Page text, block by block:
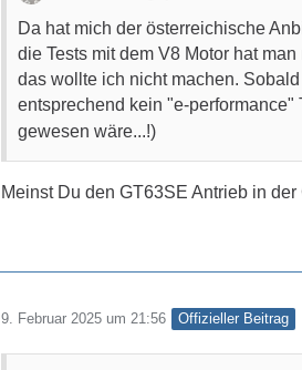
Da hat mich der österreichische
die Tests mit dem V8 Motor hat
das wollte ich nicht machen.
entsprechend kein "e-
gewesen wäre...!)
Meinst Du den GT63SE Antrieb in der
9. Februar 2025 um 21:56 Offizieller Beitrag